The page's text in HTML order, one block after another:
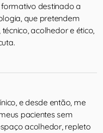
destinado a
que pretendem
acolhedor e ético,
e desde então, me
pacientes sem
acolhedor, repleto